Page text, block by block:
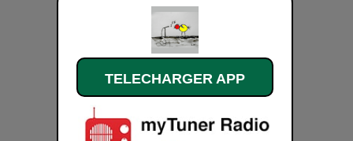
TELECHARGER APP